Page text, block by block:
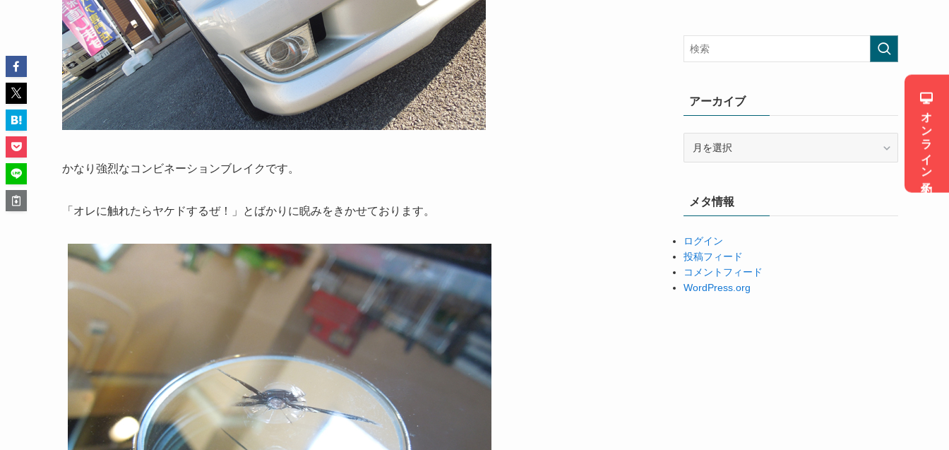
かなり強烈なコンビネーションブレイクです。
「オレに触れたらヤケドするぜ！」とばかりに睨みをきかせております。
アーカイブ
ブメタ情報
ログイン
投稿フィード
コメントフィード
WordPress.org
オンライン予約